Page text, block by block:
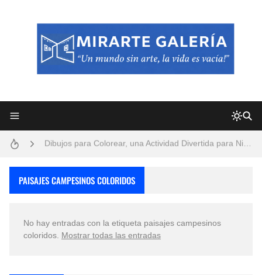
Frutas y Flores Para Colorear Imágenes
Dibujos para Colorear, una Actividad Divertida para Niños y Niñas
Dibujos Fáciles Para Pintar con Acrílico (Minimalismo Artístico)
PAISAJES CAMPESINOS COLORIDOS
No hay entradas con la etiqueta paisajes campesinos
coloridos Mostrar todas las entradas